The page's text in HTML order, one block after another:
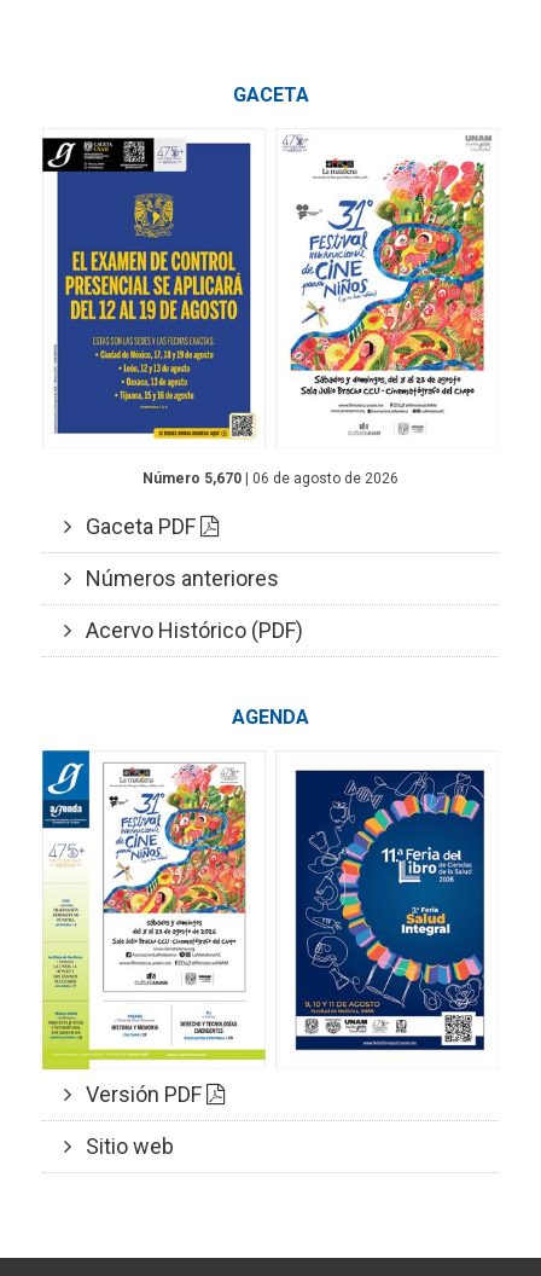
GACETA
Número 5,670 | 06 de agosto de 2026
Gaceta PDF
Números anteriores
Acervo Histórico (PDF)
AGENDA
Versión PDF
Sitio web